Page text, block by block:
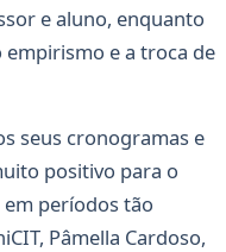
e aluno, enquanto
e a troca de
seus cronogramas e
positivo para o
períodos tão
Pâmella Cardoso,